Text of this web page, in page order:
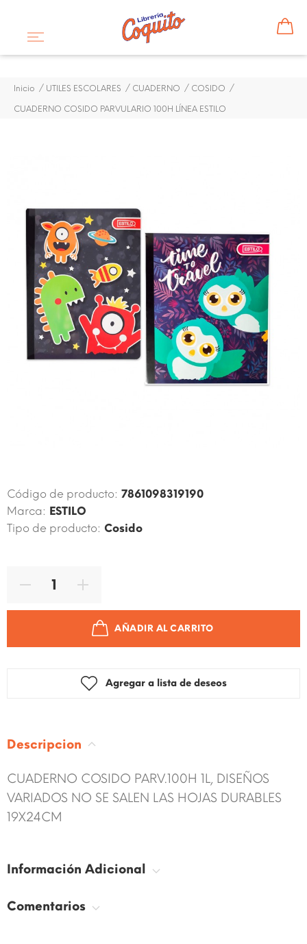
Inicio UTILES ESCOLARES CUADERNO COSIDO
CUADERNO COSIDO PARVULARIO 100H LÍNEA ESTILO
CUADERNO COSIDO
PARVULARIO 100H LÍNEA
ESTILO
$ 1,25
Código de producto: 7861098319190
Marca: ESTILO
Tipo de producto: Cosido
AÑADIR AL CARRITO
Agregar a lista de deseos
Descripcion
CUADERNO COSIDO PARV.100H 1L, DISEÑOS
VARIADOS NO SE SALEN LAS HOJAS DURABLES
19X24CM
Información Adicional
Comentarios